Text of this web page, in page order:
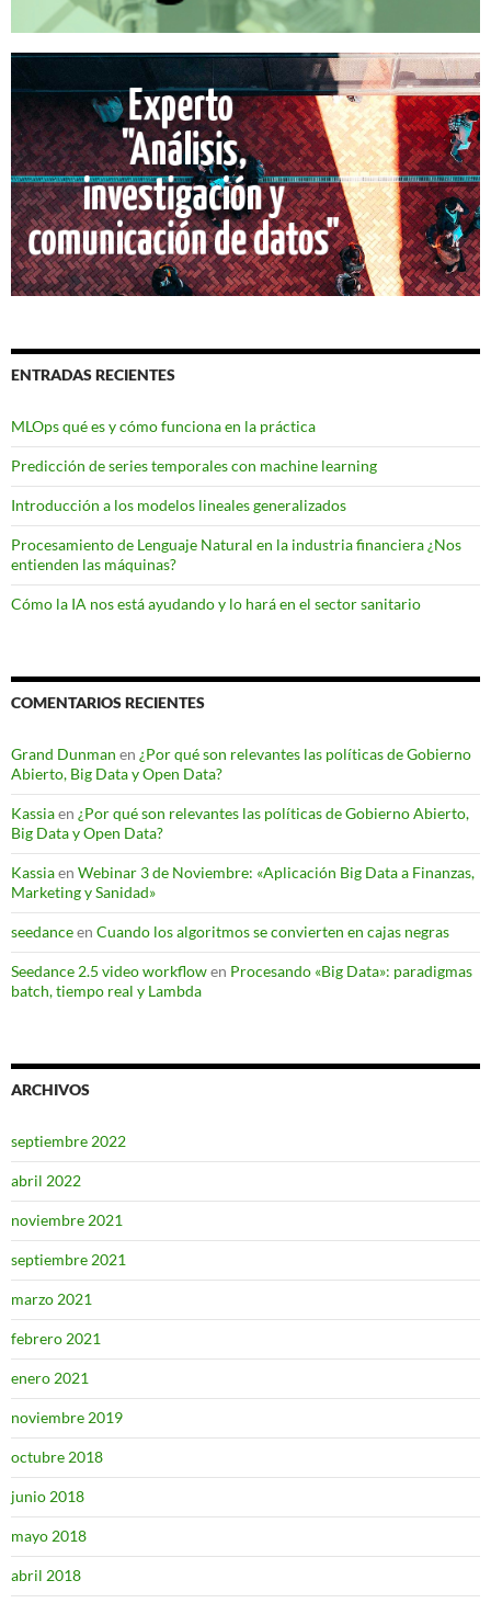
ENTRADAS RECIENTES
MLOps qué es y cómo funciona en la práctica
Predicción de series temporales con machine learning
Introducción a los modelos lineales generalizados
Procesamiento de Lenguaje Natural en la industria financiera ¿Nos
entienden las máquinas?
Cómo la IA nos está ayudando y lo hará en el sector sanitario
COMENTARIOS RECIENTES
Grand Dunman en ¿Por qué son relevantes las políticas de Gobierno
Abierto, Big Data y Open Data?
Kassiaen ¿Por qué son relevantes las políticas de Gobierno Abierto,
Big Data y Open Data?
Kassiaen Webinar 3 de Noviembre: «Aplicación Big Data a Finanzas,
Marketing y Sanidad»
seedanceen Cuando los algoritmos se convierten en cajas negras
Seedance 2.5 video workflowen Procesando «Big Data»: paradigmas
batch, tiempo real y Lambda
ARCHIVOS
septiembre 2022
abril 2022
noviembre 2021
septiembre 2021
marzo 2021
febrero 2021
enero 2021
noviembre 2019
octubre 2018
junio 2018
mayo 2018
abril 2018